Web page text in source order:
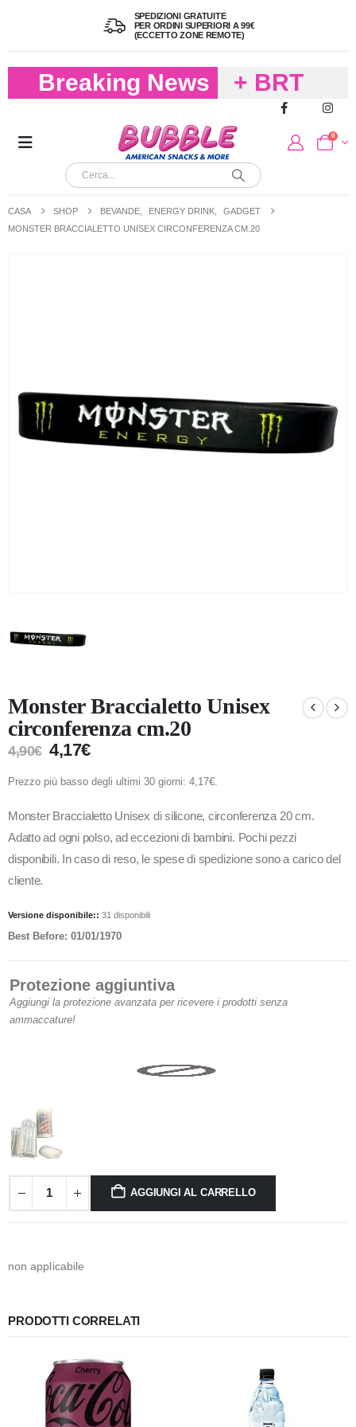
SPEDIZIONI GRATUITE
PER ORDINI SUPERIORI A 99€
(ECCETTO ZONE REMOTE)
Breaking News
+ BRT
FREDDO
PER
E
CONSEGNA
IN 24/48
0
CASA SHOP BEVANDE ENERGY DRINK
GADGET
MONSTER BRACCIALETTO UNISEX CIRCONFERENZA CM.20
Monster Braccialetto Unisex
circonferenza cm.20
4,90€ 4,17€
Prezzo più basso degli ultimi 30 giorni: 4,17€.
Monster Braccialetto Unisex di silicone, circonferenza 20 cm.
Adatto ad ogni polso, ad eccezioni di bambini. Pochi pezzi
disponibili. In caso di reso, le spese di spedizione sono a carico del
cliente.
Versione disponibile:: 31 disponibili
Best Before: 01/01/1970
Protezione aggiuntiva
Aggiungi la protezione avanzata per ricevere i prodotti senza
ammaccature!
AGGIUNGI AL CARRELLO
non applicabile
PRODOTTI CORRELATI